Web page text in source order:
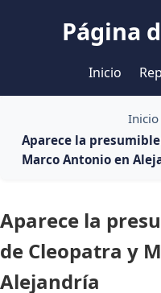
Página
Inicio
Inicio
Aparece la
Marco Antonio en
Aparece la
de Cleopatra y
Alejandría